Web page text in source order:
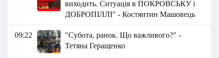
виходить. Ситуація в ПОКРОВСЬКУ і
ДОБРОПІЛЛІ" - Костянтин Машовець
09:22
"Субота, ранок. Що важливого?" -
Тетяна Геращенко